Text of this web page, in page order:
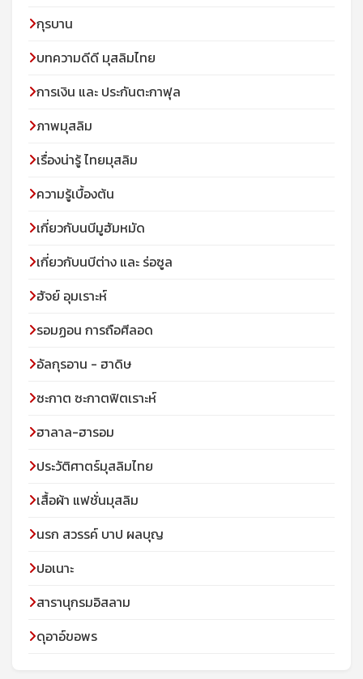
กุรบาน
บทความดีดี มุสลิมไทย
การเงิน และ ประกันตะกาฟุล
ภาพมุสลิม
เรื่องน่ารู้ ไทยมุสลิม
ความรู้เบื้องต้น
เกี่ยวกับนบีมูฮัมหมัด
เกี่ยวกับนบีต่าง และ ร่อซูล
ฮัจย์ อุมเราะห์
รอมฏอน การถือศีลอด
อัลกุรอาน - ฮาดิษ
ซะกาต ซะกาตฟิตเราะห์
ฮาลาล-ฮารอม
ประวัติศาตร์มุสลิมไทย
เสื้อผ้า แฟชั่นมุสลิม
นรก สวรรค์ บาป ผลบุญ
ปอเนาะ
สารานุกรมอิสลาม
ดุอาอ์ขอพร